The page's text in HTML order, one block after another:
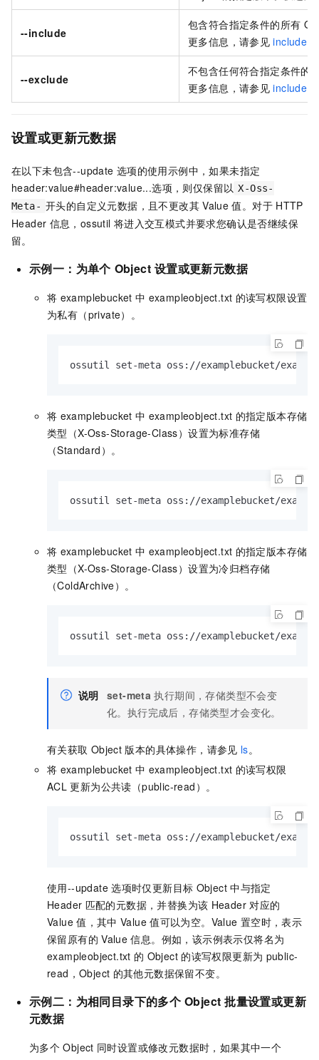
--include
包含符合指定条件的所有
更多信息，请参见 include
--exclude
不包含任何符合指定条件的
更多信息，请参见 include
设置或更新元数据
在以下未包含--update 选项的使用示例中，如果未指定
header:value#header:value...选项，则仅保留以 X-Oss-
Meta- 开头的自定义元数据，且不更改其 Value 值。对于 HTTP
Header 信息，ossutil 将进入交互模式并要求您确认是否继续保
留。
示例一：为单个 Object 设置或更新元数据
将 examplebucket 中 exampleobject.txt 的读写权限设置
为私有（private）。
ossutil set-meta oss://examplebucket/
将 examplebucket 中 exampleobject.txt 的指定版本存储
类型（X-Oss-Storage-Class）设置为标准存储
（Standard）。
ossutil set-meta oss://examplebucket/
将 examplebucket 中 exampleobject.txt 的指定版本存储
类型（X-Oss-Storage-Class）设置为冷归档存储
（ColdArchive）。
ossutil set-meta oss://examplebucket/
说明 set-meta 执行期间，存储类型不会变
化。执行完成后，存储类型才会变化。
有关获取 Object 版本的具体操作，请参见 ls。
将 examplebucket 中 exampleobject.txt 的读写权限
ACL 更新为公共读（public-read）。
ossutil set-meta oss://examplebucket/
使用--update 选项时仅更新目标 Object 中与指定
Header 匹配的元数据，并替换为该 Header 对应的
Value 值，其中 Value 值可以为空。Value 置空时，表示
保留原有的 Value 信息。例如，该示例表示仅将名为
exampleobject.txt 的 Object 的读写权限更新为 public-
read，Object 的其他元数据保留不变。
示例二：为相同目录下的多个 Object 批量设置或更新
元数据
为多个 Object 同时设置或修改元数据时，如果其中一个